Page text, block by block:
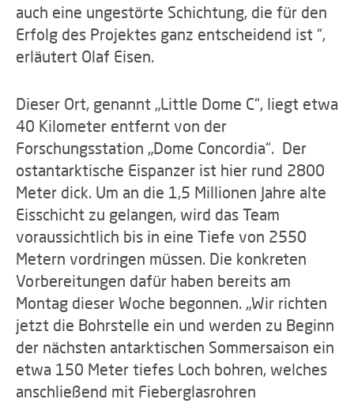
auch eine ungestörte Schichtung, die für den
Erfolg des Projektes ganz entscheidend ist “,
erläutert Olaf Eisen.
Dieser Ort, genannt „Little Dome C“, liegt etwa
40 Kilometer entfernt von der
Forschungsstation „Dome Concordia“. Der
ostantarktische Eispanzer ist hier rund 2800
Meter dick. Um an die 1,5 Millionen Jahre alte
Eisschicht zu gelangen, wird das Team
voraussichtlich bis in eine Tiefe von 2550
Metern vordringen müssen. Die konkreten
Vorbereitungen dafür haben bereits am
Montag dieser Woche begonnen. „Wir richten
jetzt die Bohrstelle ein und werden zu Beginn
der nächsten antarktischen Sommersaison ein
etwa 150 Meter tiefes Loch bohren, welches
anschließend mit Fieberglasrohren